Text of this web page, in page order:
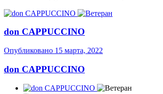
don CAPPUCCINO
Опубликовано 15 марта, 2022
don CAPPUCCINO